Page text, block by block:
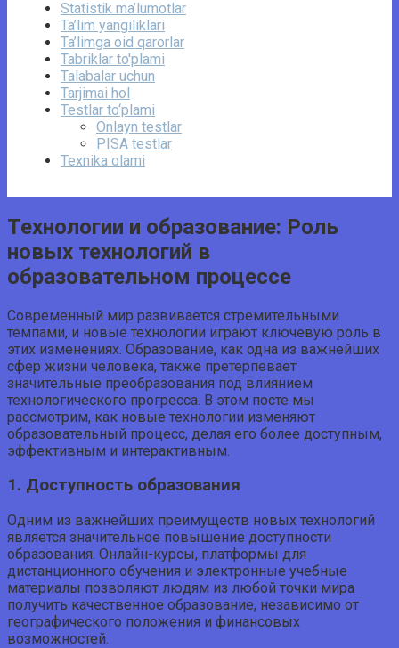
Statistik ma’lumotlar
Ta’lim yangiliklari
Ta’limga oid qarorlar
Tabriklar to'plami
Talabalar uchun
Tarjimai hol
Testlar to‘plami
Onlayn testlar
PISA testlar
Texnika olami
Технологии и образование: Роль
новых технологий в
образовательном процессе
Современный мир развивается стремительными
темпами, и новые технологии играют ключевую роль в
этих изменениях. Образование, как одна из важнейших
сфер жизни человека, также претерпевает
значительные преобразования под влиянием
технологического прогресса. В этом посте мы
рассмотрим, как новые технологии изменяют
образовательный процесс, делая его более доступным,
эффективным и интерактивным.
1. Доступность образования
Одним из важнейших преимуществ новых технологий
является значительное повышение доступности
образования. Онлайн-курсы, платформы для
дистанционного обучения и электронные учебные
материалы позволяют людям из любой точки мира
получить качественное образование, независимо от
географического положения и финансовых
возможностей.